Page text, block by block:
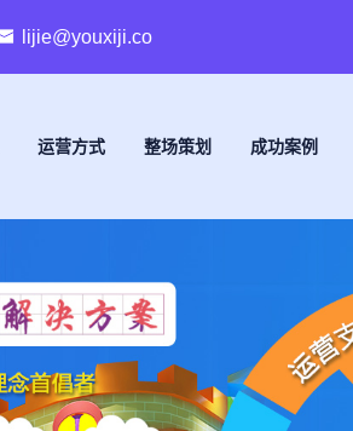
lijie@youxiji.co
运营方式 整场策划 成功案例